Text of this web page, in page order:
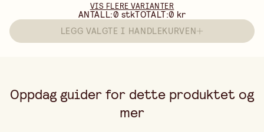
VIS FLERE VARIANTER
ANTALL:0 stkTOTALT:0 kr
LEGG VALGTE I HANDLEKURVEN
Oppdag guider for dette produktet og
mer